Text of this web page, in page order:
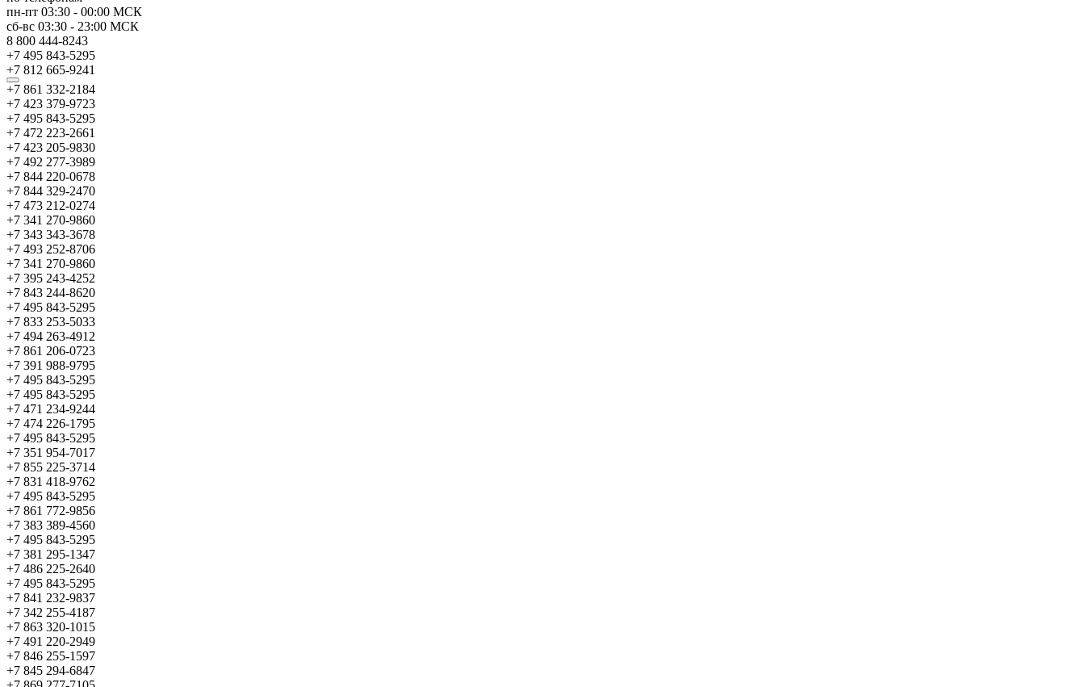
пн-пт 03:30 - 00:00 МСК
сб-вс 03:30 - 23:00 МСК
8 800 444-8243
+7 495 843-5295
+7 812 665-9241
+7 861 332-2184
+7 423 379-9723
+7 495 843-5295
+7 472 223-2661
+7 423 205-9830
+7 492 277-3989
+7 844 220-0678
+7 844 329-2470
+7 473 212-0274
+7 341 270-9860
+7 343 343-3678
+7 493 252-8706
+7 341 270-9860
+7 395 243-4252
+7 843 244-8620
+7 495 843-5295
+7 833 253-5033
+7 494 263-4912
+7 861 206-0723
+7 391 988-9795
+7 495 843-5295
+7 495 843-5295
+7 471 234-9244
+7 474 226-1795
+7 495 843-5295
+7 351 954-7017
+7 855 225-3714
+7 831 418-9762
+7 495 843-5295
+7 861 772-9856
+7 383 389-4560
+7 495 843-5295
+7 381 295-1347
+7 486 225-2640
+7 495 843-5295
+7 841 232-9837
+7 342 255-4187
+7 863 320-1015
+7 491 220-2949
+7 846 255-1597
+7 845 294-6847